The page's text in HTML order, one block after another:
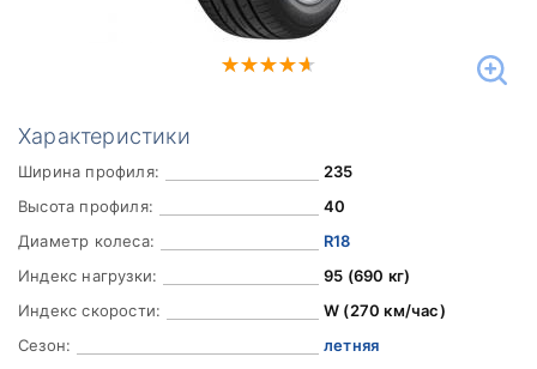
Характеристики
Ширина профиля:
235
Высота профиля:
40
Диаметр колеса:
R18
Индекс нагрузки:
95 (690 кг)
Индекс скорости:
W (270 км/час)
Сезон:
летняя